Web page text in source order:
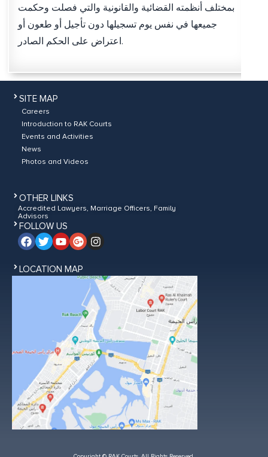
بمختلف أنظمته القضائية والقانونية والتي فصلت وحكمت
جميعها في نفس يوم تسجيلها دون تأجيل أو طعون أو
اعتراض على الحكم الصادر.
SITE MAP
Careers
Introduction to RAK Courts
Events and Activities
News
Photos and Videos
OTHER LINKS
Accredited Lawyers, Marriage Officers, Family
Advisors
FOLLOW US
LOCATION MAP